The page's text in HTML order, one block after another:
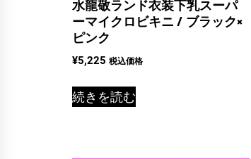
水龍敬ランド衣装下乳スーパ
ーマイクロビキニ / ブラック×
ピンク
¥5,225 税込価格
続きを読む